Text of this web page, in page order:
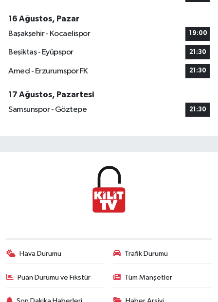
16 Ağustos, Pazar
Başakşehir - Kocaelispor
19:00
Beşiktaş - Eyüpspor 21:30
Amed - Erzurumspor FK 21:30
17 Ağustos, Pazartesi
Samsunspor - Göztepe
21:30
Hava Durumu Trafik Durumu
Puan Durumu ve Fikstür Tüm Manşetler